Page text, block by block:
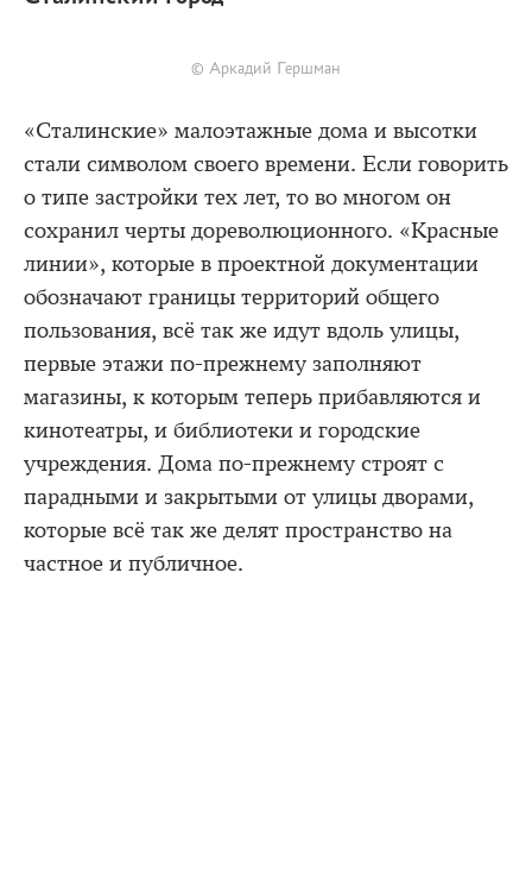
© Аркадий Гершман
«Сталинские» малоэтажные дома и высотки
стали символом своего времени. Если говорить
о типе застройки тех лет, то во многом он
сохранил черты дореволюционного. «Красные
линии», которые в проектной документации
обозначают границы территорий общего
пользования, всё так же идут вдоль улицы,
первые этажи по-прежнему заполняют
магазины, к которым теперь прибавляются и
кинотеатры, и библиотеки и городские
учреждения. Дома по-прежнему строят с
парадными и закрытыми от улицы дворами,
которые всё так же делят пространство на
частное и публичное.